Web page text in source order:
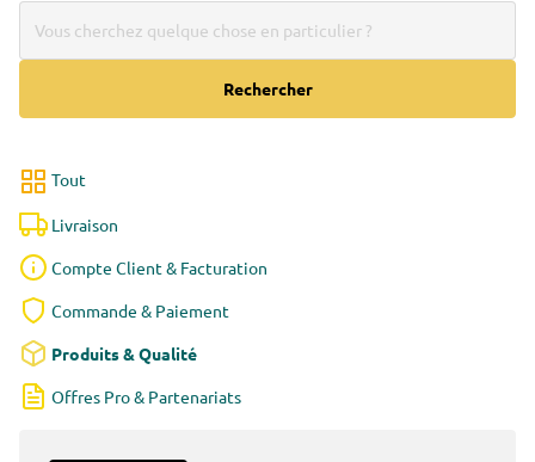
Rechercher
Tout
Livraison
Compte Client & Facturation
Commande & Paiement
Produits & Qualité
Offres Pro & Partenariats